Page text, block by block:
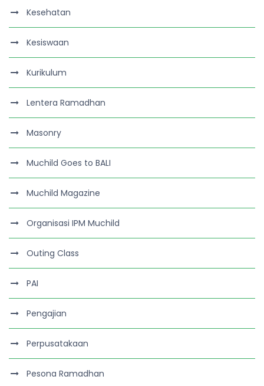
Kesehatan
Kesiswaan
Kurikulum
Lentera Ramadhan
Masonry
Muchild Goes to BALI
Muchild Magazine
Organisasi IPM Muchild
Outing Class
PAI
Pengajian
Perpusatakaan
Pesona Ramadhan